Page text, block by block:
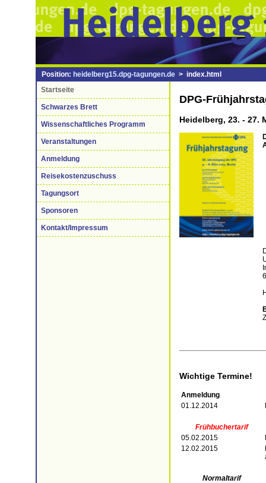
Position: heidelberg15.dpg-tagungen.de > index.html
Startseite
Schwarzes Brett
Wissenschaftliches Programm
Veranstaltungen
Anmeldung
Reisekostenzuschuss
Tagungsort
Sponsoren
Kontakt/Impressum
DPG-
Heidelberg, 23. - 27.
Wichtige Termine!
Anmeldung
01.12.2014
Frühbuchertarif
05.02.2015
12.02.2015
Normaltarif